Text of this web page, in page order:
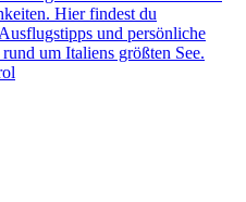
Hier findest du
und persönliche
um Italiens größten See.